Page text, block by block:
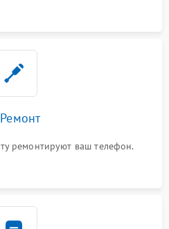
ремонтируют ваш телефон.